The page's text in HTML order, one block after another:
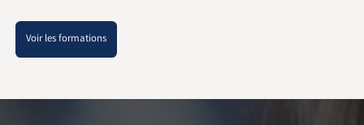
Voir les formations